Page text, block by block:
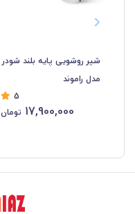
شیر روشویی پایه بلند شودر
مدل راموند
5
17,900,000 تومان